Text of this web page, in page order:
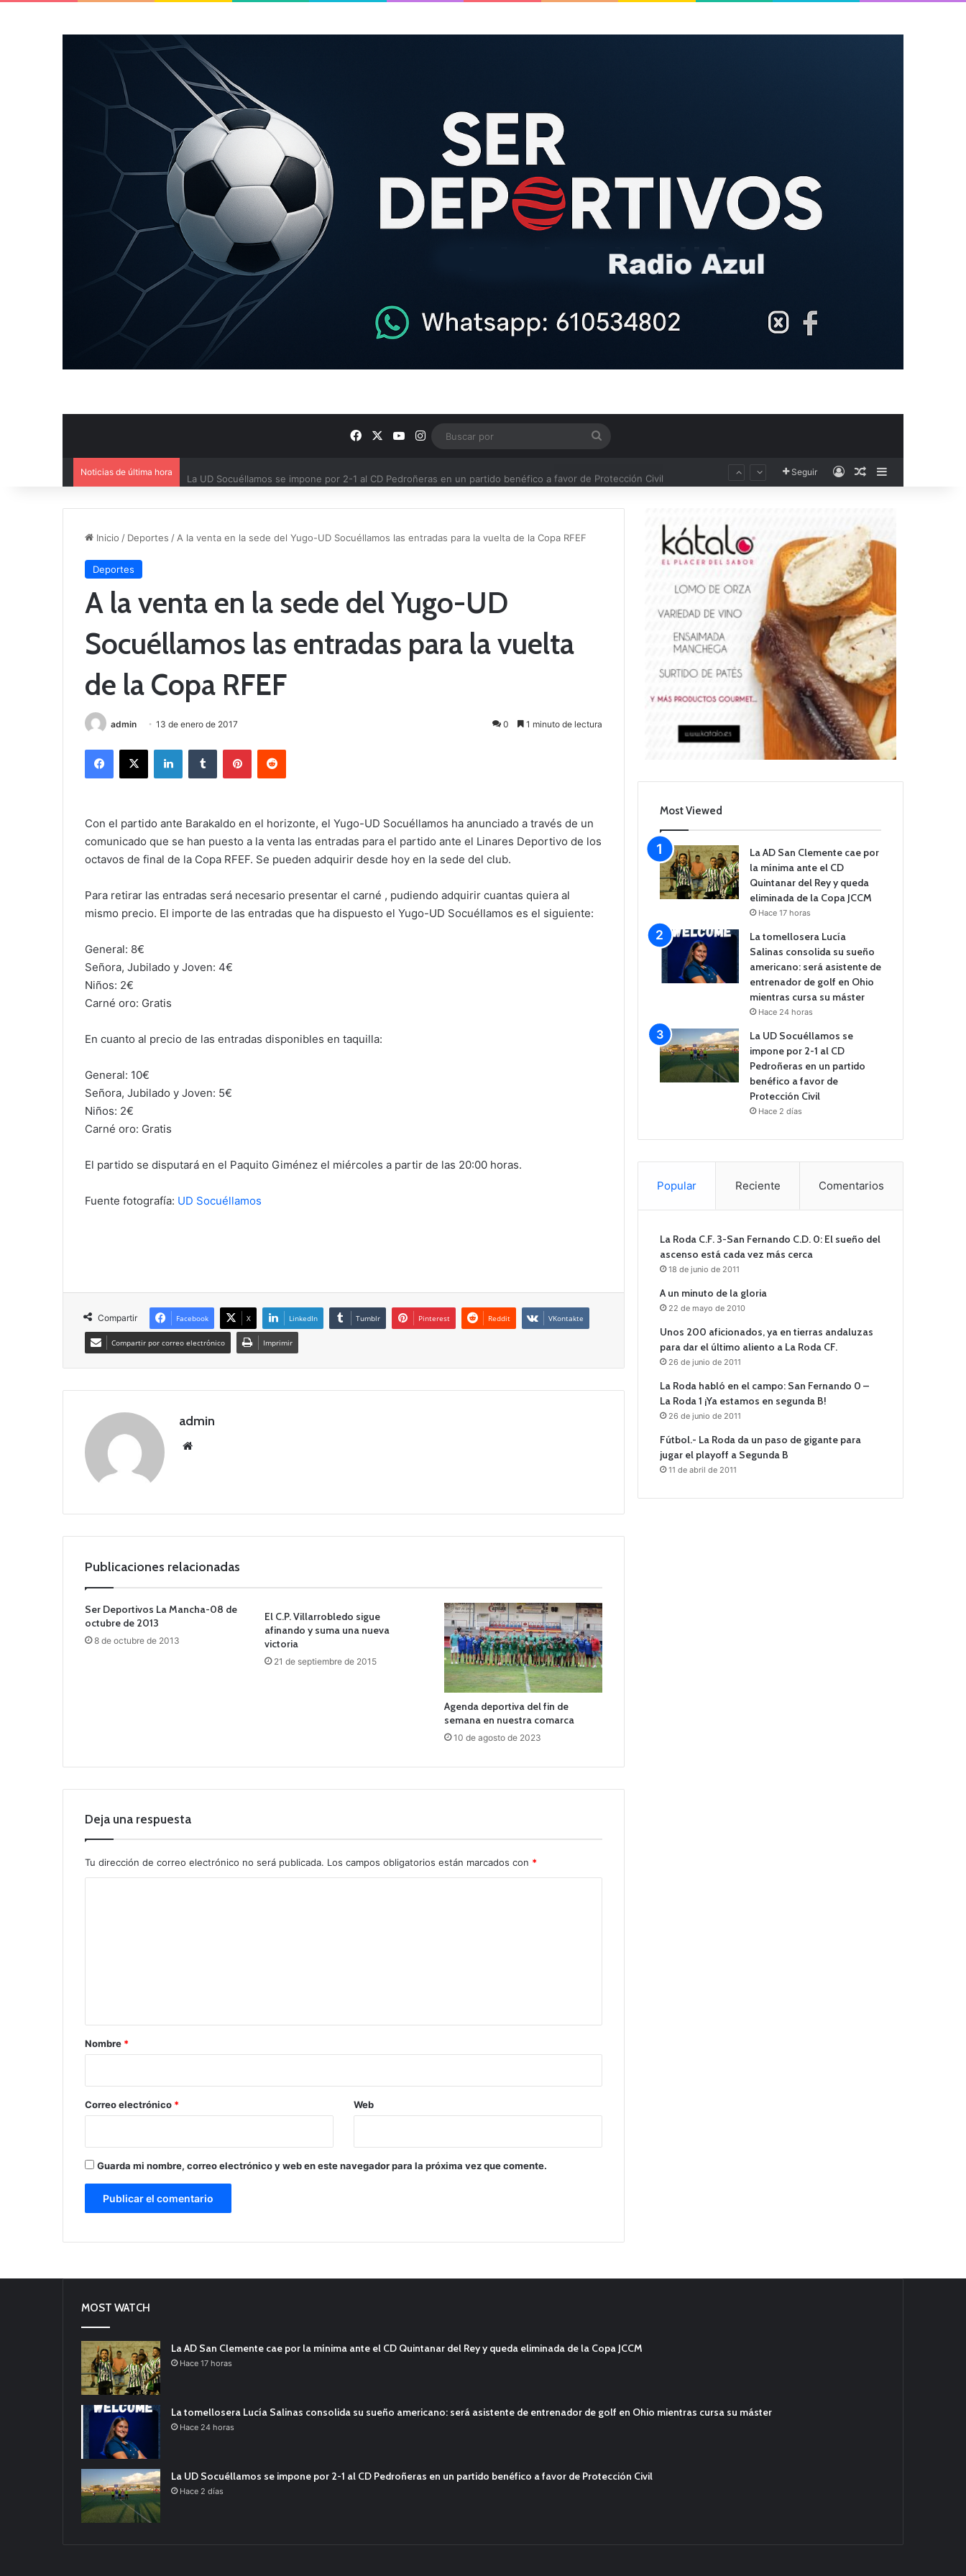
FacebookYouTube
Instagram
Noticias de última hora La UD Socuéllamos se impone por 2-1 al CD Pedroñeras en un partido benéfico a favor de Protección Civil Seguir AccesoPublicación al
Inicio / Deportes / A la venta en la sede del Yugo-UD Socuéllamos las entradas para la vuelta de la Copa RFEF
Deportes
A la venta en la sede del Yugo-UD
Socuéllamos las entradas para la vuelta
de la Copa RFEF
admin 13 de enero de 2017 0 1 minuto de lectura
Con el partido ante Barakaldo en el horizonte, el Yugo-UD Socuéllamos ha anunciado a través de un
comunicado que se han puesto a la venta las entradas para el partido ante el Linares Deportivo de los
octavos de final de la Copa RFEF. Se pueden adquirir desde hoy en la sede del club.
Para retirar las entradas será necesario presentar el carné , pudiendo adquirir cuantas quiera al
mismo precio. El importe de las entradas que ha dispuesto el Yugo-UD Socuéllamos es el siguiente:
General: 8€
Señora, Jubilado y Joven: 4€
Niños: 2€
Carné oro: Gratis
En cuanto al precio de las entradas disponibles en taquilla:
General: 10€
Señora, Jubilado y Joven: 5€
Niños: 2€
Carné oro: Gratis
El partido se disputará en el Paquito Giménez el miércoles a partir de las 20:00 horas.
Fuente fotografía: UD Socuéllamos
Compartir Facebook X LinkedIn Tumblr Pinterest Reddit VKontakte
Compartir por correo electrónico Imprimir
admin
Publicaciones relacionadas
Ser Deportivos La Mancha-08 de
octubre de 2013
8 de octubre de 2013
El C.P. Villarrobledo sigue
afinando y suma una nueva
victoria
21 de septiembre de 2015
Agenda deportiva del fin de
semana en nuestra comarca
10 de agosto de 2023
Deja una respuesta
Tu dirección de correo electrónico no será publicada. Los campos obligatorios están marcados con *
r
*
Nombre *
Correo electrónico * Web
Guarda mi nombre, correo electrónico y web en este navegador para la próxima vez que comente.
Most Viewed
La AD San Clemente cae por
la mínima ante el CD
Quintanar del Rey y queda
eliminada de la Copa JCCM
Hace 17 horas
La tomellosera Lucía
Salinas consolida su sueño
americano: será asistente de
entrenador de golf en Ohio
mientras cursa su máster
Hace 24 horas
La UD Socuéllamos se
impone por 2-1 al CD
Pedroñeras en un partido
benéfico a favor de
Protección Civil
Hace 2 días
Popular Reciente Comentarios
La Roda C.F. 3-San Fernando C.D. 0: El sueño del
ascenso está cada vez más cerca
18 de junio de 2011
A un minuto de la gloria
22 de mayo de 2010
Unos 200 aficionados, ya en tierras andaluzas
para dar el último aliento a La Roda CF.
26 de junio de 2011
La Roda habló en el campo: San Fernando 0 –
La Roda 1 ¡Ya estamos en segunda B!
26 de junio de 2011
Fútbol.- La Roda da un paso de gigante para
jugar el playoff a Segunda B
11 de abril de 2011
MOST WATCH
La AD San Clemente cae por la mínima ante el CD Quintanar del Rey y queda eliminada de la Copa JCCM
Hace 17 horas
La tomellosera Lucía Salinas consolida su sueño americano: será asistente de entrenador de golf en Ohio mientras cursa su máster
Hace 24 horas
La UD Socuéllamos se impone por 2-1 al CD Pedroñeras en un partido benéfico a favor de Protección Civil
Hace 2 días